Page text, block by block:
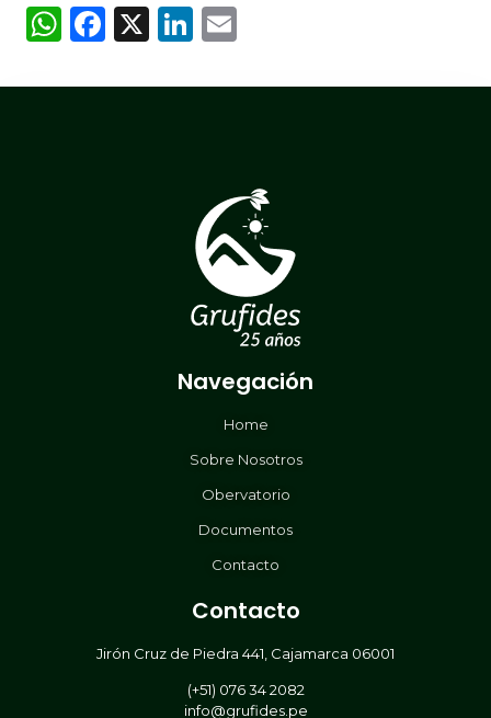
WhatsApp
Facebook
X LinkedIn
Navegación
Home
Sobre Nosotros
Obervatorio
Documentos
Contacto
Contacto
Jirón Cruz de Piedra 441, Cajamarca 06001
(+51) 076 34 2082
info@grufides.pe